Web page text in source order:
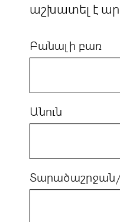
աշխատել է
Բանալի բառ
Անուն